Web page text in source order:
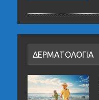
ΔΕΡΜΑΤΟΛΟΓΙΑ